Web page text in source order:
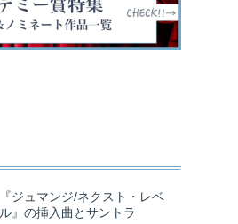
『ジュマンジ/ネクスト・レベ
ル』の挿入曲とサントラ